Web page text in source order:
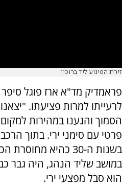
זירת הפיגוע ליד ברוכין
פראמדיק מד"א ארז פוגל
לרעייתו למרות פציעתו.
הסמוך והגענו במהירות
פרטי עם סימני ירי. בתוך
בשנות ה-30 כהיא
הוא סבל מפצעי ירי.